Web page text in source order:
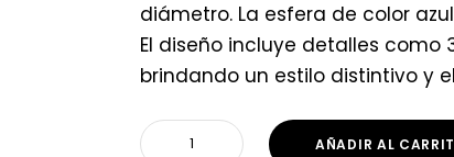
diámetro. La esfera de color
El diseño incluye detalles como
brindando un estilo distintivo y
AÑADIR AL